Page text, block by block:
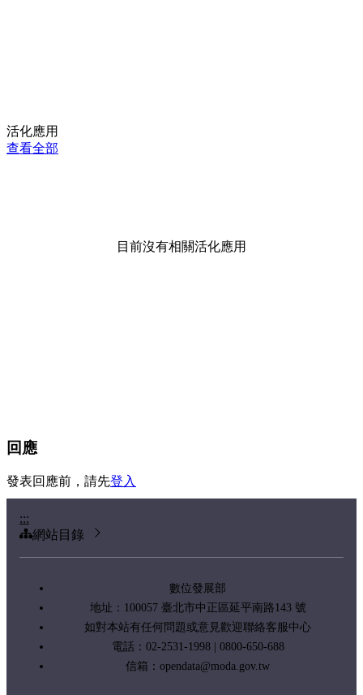
活化應用
查看全部
目前沒有相關活化應用
回應
發表回應前，請先登入
:::
網站目錄
數位發展部
地址：100057 臺北市中正區延平南路143 號
如對本站有任何問題或意見歡迎聯絡客服中心
電話：02-2531-1998 | 0800-650-688
信箱： opendata@moda.gov.tw